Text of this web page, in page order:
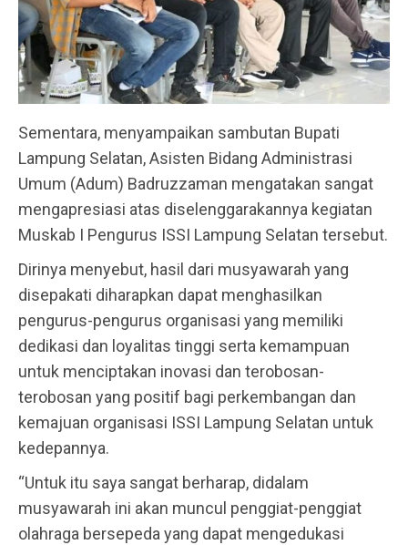
Sementara, menyampaikan sambutan Bupati
Lampung Selatan, Asisten Bidang Administrasi
Umum (Adum) Badruzzaman mengatakan sangat
mengapresiasi atas diselenggarakannya kegiatan
Muskab I Pengurus ISSI Lampung Selatan tersebut.
Dirinya menyebut, hasil dari musyawarah yang
disepakati diharapkan dapat menghasilkan
pengurus-pengurus organisasi yang memiliki
dedikasi dan loyalitas tinggi serta kemampuan
untuk menciptakan inovasi dan terobosan-
terobosan yang positif bagi perkembangan dan
kemajuan organisasi ISSI Lampung Selatan untuk
kedepannya.
“Untuk itu saya sangat berharap, didalam
musyawarah ini akan muncul penggiat-penggiat
olahraga bersepeda yang dapat mengedukasi